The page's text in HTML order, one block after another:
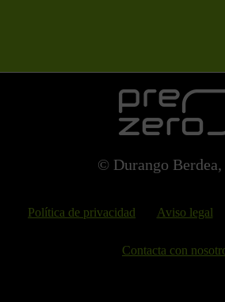
© Durango Berdea,
Política de privacidad Aviso legal
Contacta con